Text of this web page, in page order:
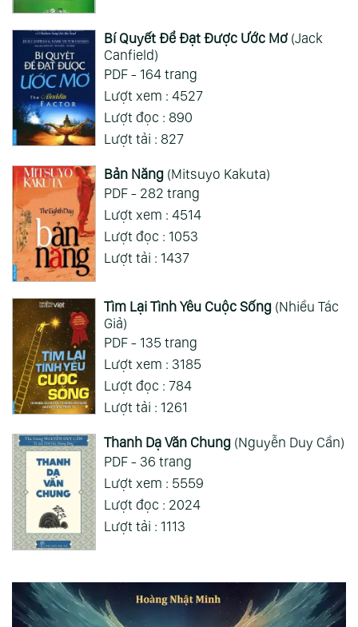
Bí Quyết Để Đạt Được Ước Mơ(Jack
Canfield)
PDF - 164 trang
Lượt xem : 4527
Lượt đọc : 890
Lượt tải : 827
Bản Năng(Mitsuyo Kakuta)
PDF - 282 trang
Lượt xem : 4514
Lượt đọc : 1053
Lượt tải : 1437
Tìm Lại Tình Yêu Cuộc Sống(Nhiều Tác
Giả)
PDF - 135 trang
Lượt xem : 3185
Lượt đọc : 784
Lượt tải : 1261
Thanh Dạ Văn Chung(Nguyễn Duy Cần)
PDF - 36 trang
Lượt xem : 5559
Lượt đọc : 2024
Lượt tải : 1113